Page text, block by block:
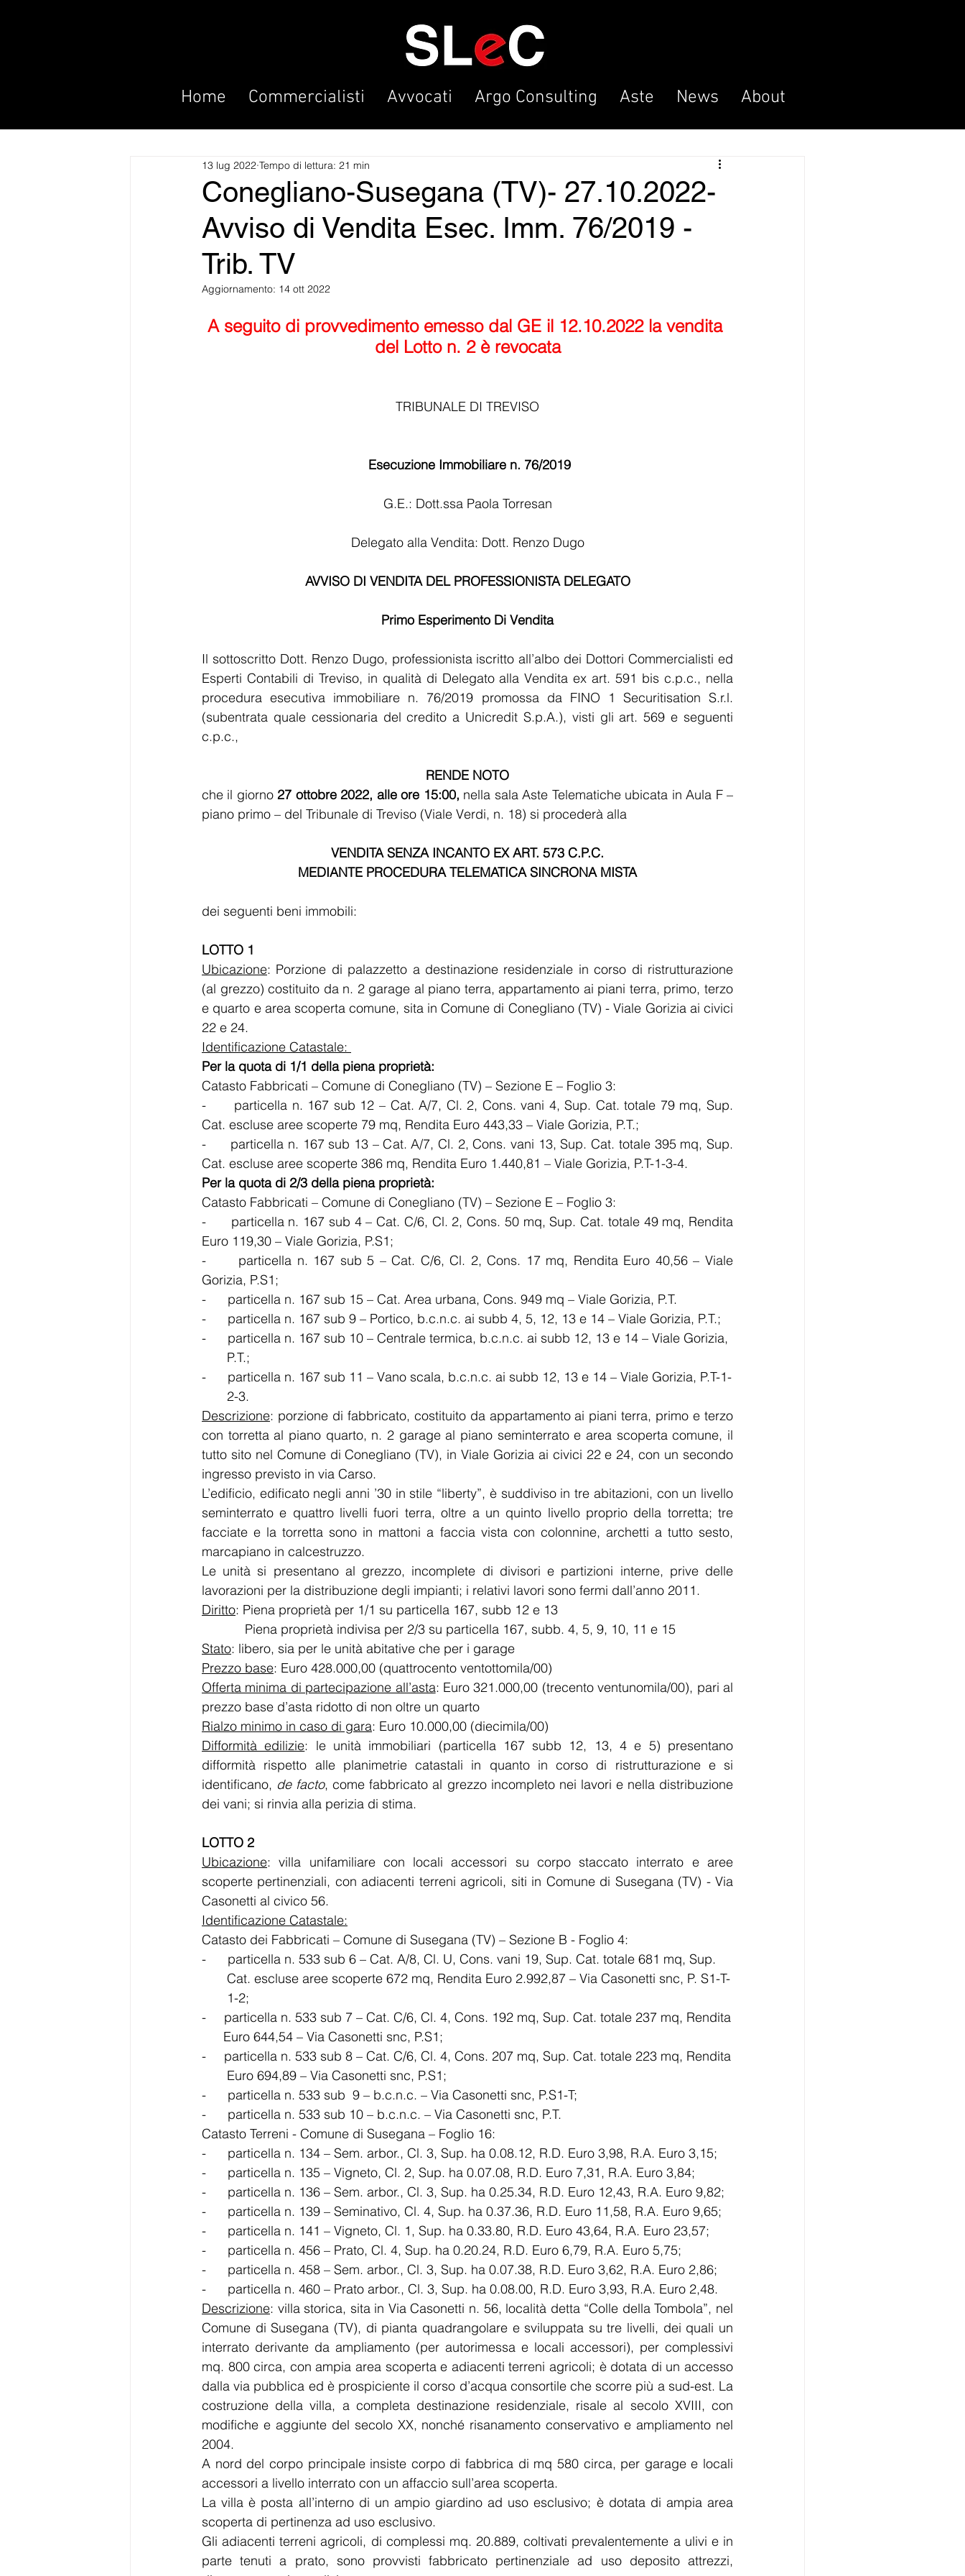
Home Commercialisti Avvocati Argo Consulting Aste News About
Conegliano-Susegana (TV)- 27.10.2022-
Avviso di Vendita Esec. Imm. 76/2019 -
Trib. TV
13 lug 2022 Tempo di lettura: 21 min
Aggiornamento: 14 ott 2022
A seguito di provvedimento emesso dal GE il 12.10.2022 la vendita
del Lotto n. 2 è revocata
TRIBUNALE DI TREVISO
Esecuzione Immobiliare n. 76/2019
G.E.: Dott.ssa Paola Torresan
Delegato alla Vendita: Dott. Renzo Dugo
AVVISO DI VENDITA DEL PROFESSIONISTA DELEGATO
Primo Esperimento Di Vendita
Il sottoscritto Dott. Renzo Dugo, professionista iscritto all’albo dei Dottori Commercialisti ed
Esperti Contabili di Treviso, in qualità di Delegato alla Vendita ex art. 591 bis c.p.c., nella
procedura esecutiva immobiliare n. 76/2019 promossa da FINO 1 Securitisation S.r.l.
(subentrata quale cessionaria del credito a Unicredit S.p.A.), visti gli art. 569 e seguenti
c.p.c.,
RENDE NOTO
che il giorno 27 ottobre 2022, alle ore 15:00, nella sala Aste Telematiche ubicata in Aula F –
piano primo – del Tribunale di Treviso (Viale Verdi, n. 18) si procederà alla
VENDITA SENZA INCANTO EX ART. 573 C.P.C.
MEDIANTE PROCEDURA TELEMATICA SINCRONA MISTA
dei seguenti beni immobili:
LOTTO 1
Ubicazione: Porzione di palazzetto a destinazione residenziale in corso di ristrutturazione
(al grezzo) costituito da n. 2 garage al piano terra, appartamento ai piani terra, primo, terzo
e quarto e area scoperta comune, sita in Comune di Conegliano (TV) - Viale Gorizia ai civici
22 e 24.
Identificazione Catastale:
Per la quota di 1/1 della piena proprietà:
Catasto Fabbricati – Comune di Conegliano (TV) – Sezione E – Foglio 3:
-      particella n. 167 sub 12 – Cat. A/7, Cl. 2, Cons. vani 4, Sup. Cat. totale 79 mq, Sup.
Cat. escluse aree scoperte 79 mq, Rendita Euro 443,33 – Viale Gorizia, P.T.;
-      particella n. 167 sub 13 – Cat. A/7, Cl. 2, Cons. vani 13, Sup. Cat. totale 395 mq, Sup.
Cat. escluse aree scoperte 386 mq, Rendita Euro 1.440,81 – Viale Gorizia, P.T-1-3-4.
Per la quota di 2/3 della piena proprietà:
Catasto Fabbricati – Comune di Conegliano (TV) – Sezione E – Foglio 3:
-      particella n. 167 sub 4 – Cat. C/6, Cl. 2, Cons. 50 mq, Sup. Cat. totale 49 mq, Rendita
Euro 119,30 – Viale Gorizia, P.S1;
-      particella n. 167 sub 5 – Cat. C/6, Cl. 2, Cons. 17 mq, Rendita Euro 40,56 – Viale
Gorizia, P.S1;
-      particella n. 167 sub 15 – Cat. Area urbana, Cons. 949 mq – Viale Gorizia, P.T.
-      particella n. 167 sub 9 – Portico, b.c.n.c. ai subb 4, 5, 12, 13 e 14 – Viale Gorizia, P.T.;
-      particella n. 167 sub 10 – Centrale termica, b.c.n.c. ai subb 12, 13 e 14 – Viale Gorizia,
       P.T.;
       2-3.
Descrizione: porzione di fabbricato, costituito da appartamento ai piani terra, primo e terzo
con torretta al piano quarto, n. 2 garage al piano seminterrato e area scoperta comune, il
tutto sito nel Comune di Conegliano (TV), in Viale Gorizia ai civici 22 e 24, con un secondo
ingresso previsto in via Carso.
L’edificio, edificato negli anni ’30 in stile “liberty”, è suddiviso in tre abitazioni, con un livello
seminterrato e quattro livelli fuori terra, oltre a un quinto livello proprio della torretta; tre
facciate e la torretta sono in mattoni a faccia vista con colonnine, archetti a tutto sesto,
marcapiano in calcestruzzo.
Le unità si presentano al grezzo, incomplete di divisori e partizioni interne, prive delle
lavorazioni per la distribuzione degli impianti; i relativi lavori sono fermi dall’anno 2011.
Diritto: Piena proprietà per 1/1 su particella 167, subb 12 e 13
            Piena proprietà indivisa per 2/3 su particella 167, subb. 4, 5, 9, 10, 11 e 15
Stato: libero, sia per le unità abitative che per i garage
Prezzo base: Euro 428.000,00 (quattrocento ventottomila/00)
Offerta minima di partecipazione all’asta: Euro 321.000,00 (trecento ventunomila/00), pari al
prezzo base d’asta ridotto di non oltre un quarto
Rialzo minimo in caso di gara: Euro 10.000,00 (diecimila/00)
Difformità edilizie: le unità immobiliari (particella 167 subb 12, 13, 4 e 5) presentano
difformità rispetto alle planimetrie catastali in quanto in corso di ristrutturazione e si
identificano, de facto, come fabbricato al grezzo incompleto nei lavori e nella distribuzione
dei vani; si rinvia alla perizia di stima.
LOTTO 2
Ubicazione: villa unifamiliare con locali accessori su corpo staccato interrato e aree
scoperte pertinenziali, con adiacenti terreni agricoli, siti in Comune di Susegana (TV) - Via
Casonetti al civico 56.
Identificazione Catastale:
Catasto dei Fabbricati – Comune di Susegana (TV) – Sezione B - Foglio 4:
-      particella n. 533 sub 6 – Cat. A/8, Cl. U, Cons. vani 19, Sup. Cat. totale 681 mq, Sup.
       1-2;
      Euro 644,54 – Via Casonetti snc, P.S1;
       Euro 694,89 – Via Casonetti snc, P.S1;
-      particella n. 533 sub  9 – b.c.n.c. – Via Casonetti snc, P.S1-T;
-      particella n. 533 sub 10 – b.c.n.c. – Via Casonetti snc, P.T.
Catasto Terreni - Comune di Susegana – Foglio 16:
-      particella n. 134 – Sem. arbor., Cl. 3, Sup. ha 0.08.12, R.D. Euro 3,98, R.A. Euro 3,15;
-      particella n. 135 – Vigneto, Cl. 2, Sup. ha 0.07.08, R.D. Euro 7,31, R.A. Euro 3,84;
-      particella n. 136 – Sem. arbor., Cl. 3, Sup. ha 0.25.34, R.D. Euro 12,43, R.A. Euro 9,82;
-      particella n. 139 – Seminativo, Cl. 4, Sup. ha 0.37.36, R.D. Euro 11,58, R.A. Euro 9,65;
-      particella n. 141 – Vigneto, Cl. 1, Sup. ha 0.33.80, R.D. Euro 43,64, R.A. Euro 23,57;
-      particella n. 456 – Prato, Cl. 4, Sup. ha 0.20.24, R.D. Euro 6,79, R.A. Euro 5,75;
-      particella n. 458 – Sem. arbor., Cl. 3, Sup. ha 0.07.38, R.D. Euro 3,62, R.A. Euro 2,86;
-      particella n. 460 – Prato arbor., Cl. 3, Sup. ha 0.08.00, R.D. Euro 3,93, R.A. Euro 2,48.
Descrizione: villa storica, sita in Via Casonetti n. 56, località detta “Colle della Tombola”, nel
Comune di Susegana (TV), di pianta quadrangolare e sviluppata su tre livelli, dei quali un
interrato derivante da ampliamento (per autorimessa e locali accessori), per complessivi
mq. 800 circa, con ampia area scoperta e adiacenti terreni agricoli; è dotata di un accesso
dalla via pubblica ed è prospiciente il corso d’acqua consortile che scorre più a sud-est. La
costruzione della villa, a completa destinazione residenziale, risale al secolo XVIII, con
modifiche e aggiunte del secolo XX, nonché risanamento conservativo e ampliamento nel
2004.
A nord del corpo principale insiste corpo di fabbrica di mq 580 circa, per garage e locali
accessori a livello interrato con un affaccio sull’area scoperta.
La villa è posta all’interno di un ampio giardino ad uso esclusivo; è dotata di ampia area
scoperta di pertinenza ad uso esclusivo.
Gli adiacenti terreni agricoli, di complessi mq. 20.889, coltivati prevalentemente a ulivi e in
parte tenuti a prato, sono provvisti fabbricato pertinenziale ad uso deposito attrezzi,